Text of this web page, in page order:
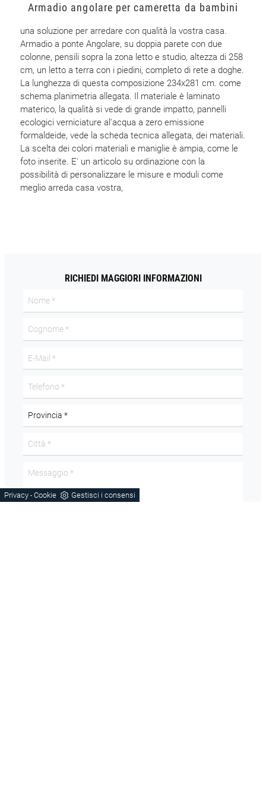
Armadio angolare per cameretta da bambini
una soluzione per arredare con qualità la vostra casa.
Armadio a ponte Angolare, su doppia parete con due
colonne, pensili sopra la zona letto e studio, altezza di 258
cm, un letto a terra con i piedini, completo di rete a doghe.
La lunghezza di questa composizione 234x281 cm. come
schema planimetria allegata. Il materiale è laminato
materico, la qualità si vede di grande impatto, pannelli
ecologici verniciature al'acqua a zero emissione
formaldeide, vede la scheda tecnica allegata, dei materiali.
La scelta dei colori materiali e maniglie è ampia, come le
foto inserite. E' un articolo su ordinazione con la
possibilità di personalizzare le misure e moduli come
meglio arreda casa vostra,
RICHIEDI MAGGIORI INFORMAZIONI
Privacy - Cookie Gestisci i consensi